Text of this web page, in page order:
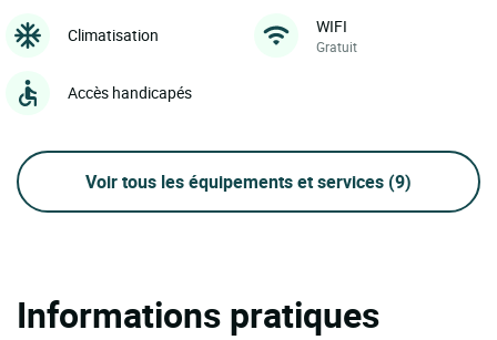
Climatisation WIFI
Gratuit
Accès handicapés
Voir tous les équipements et services (9)
Informations pratiques